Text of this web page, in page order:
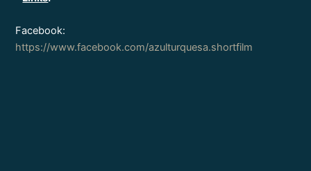
Facebook:
https://www.facebook.com/azulturquesa.shortfilm